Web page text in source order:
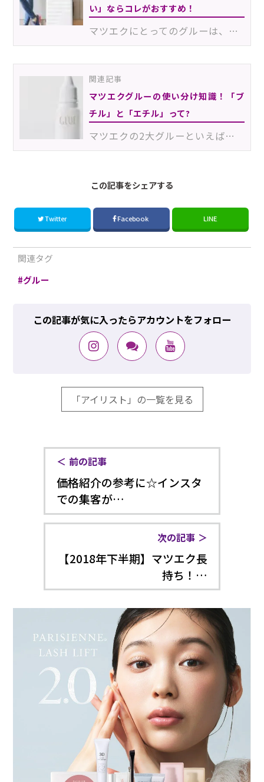
い」ならコレがおすすめ！
マツエクにとってのグルーは、施術後の仕上がりやお客様からの評価を左右する重要なアイテム。そのため、…
関連記事
マツエクグルーの使い分け知識！「ブ
チル」と「エチル」って?
マツエクの2大グルーといえば、「ブチルグルー」と「エチルグルー」ですよね。一般的に、「ブチル」が低刺…
この記事をシェアする
Twitter Facebook LINE
関連タグ
グルー
この記事が気に入ったらアカウントをフォロー
「アイリスト」の一覧を見る
前の記事
価格紹介の参考に☆インスタ
での集客が…
次の記事
【2018年下半期】マツエク長
持ち！…